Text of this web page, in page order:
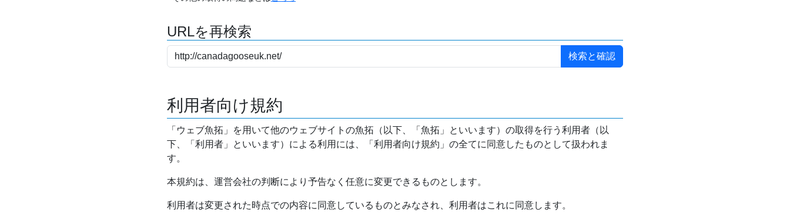
URLを再検索
利用者向け規約
「ウェブ魚拓」を用いて他のウェブサイトの魚拓（以下、「魚拓」といいます）の取得を行う利用者（以
下、「利用者」といいます）による利用には、「利用者向け規約」の全てに同意したものとして扱われま
す。
本規約は、運営会社の判断により予告なく任意に変更できるものとします。
利用者は変更された時点での内容に同意しているものとみなされ、利用者はこれに同意します。